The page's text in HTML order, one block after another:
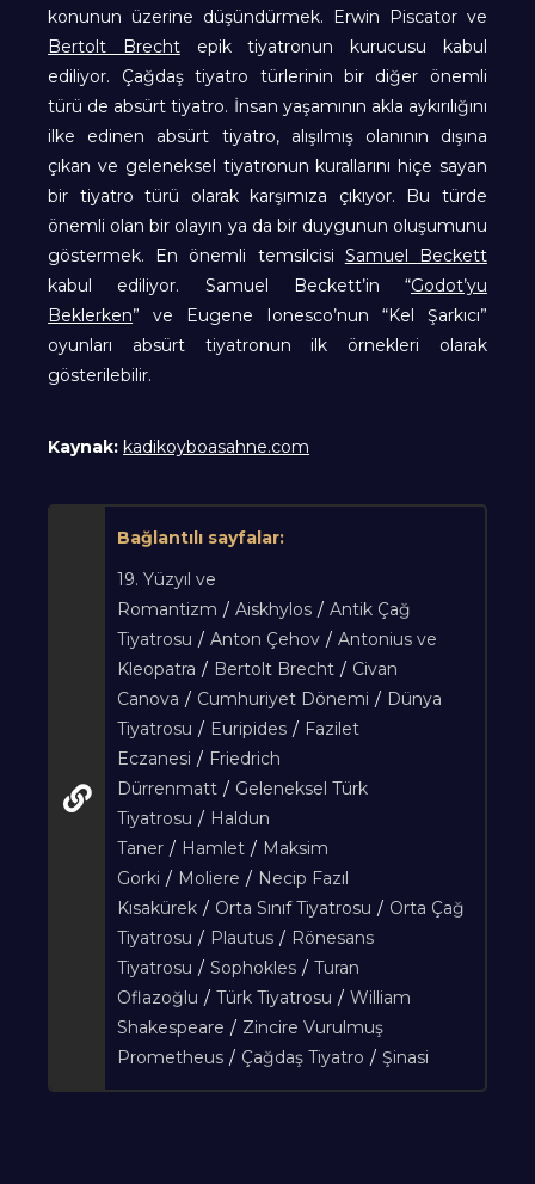
konunun üzerine düşündürmek. Erwin Piscator ve
Bertolt Brechtepik tiyatronun kurucusu kabul
ediliyor. Çağdaş tiyatro türlerinin bir diğer önemli
türü de absürt tiyatro. İnsan yaşamının akla aykırılığını
ilke edinen absürt tiyatro, alışılmış olanının dışına
çıkan ve geleneksel tiyatronun kurallarını hiçe sayan
bir tiyatro türü olarak karşımıza çıkıyor. Bu türde
önemli olan bir olayın ya da bir duygunun oluşumunu
göstermek. En önemli temsilcisi Samuel Beckett
kabul ediliyor. Samuel Beckett’in “Godot’yu
Beklerken” ve Eugene Ionesco’nun “Kel Şarkıcı”
oyunları absürt tiyatronun ilk örnekleri olarak
gösterilebilir.
Kaynak: kadikoyboasahne.com
Bağlantılı sayfalar:
19. Yüzyıl ve
Romantizm / Aiskhylos / Antik Çağ
Tiyatrosu / Anton Çehov / Antonius ve
Kleopatra / Bertolt Brecht / Civan
Canova / Cumhuriyet Dönemi / Dünya
Tiyatrosu / Euripides / Fazilet
Eczanesi / Friedrich
Dürrenmatt / Geleneksel Türk
Tiyatrosu / Haldun
Taner / Hamlet / Maksim
Gorki / Moliere / Necip Fazıl
Kısakürek / Orta Sınıf Tiyatrosu / Orta Çağ
Tiyatrosu / Plautus / Rönesans
Tiyatrosu / Sophokles / Turan
Oflazoğlu / Türk Tiyatrosu / William
Shakespeare / Zincire Vurulmuş
Prometheus / Çağdaş Tiyatro / Şinasi